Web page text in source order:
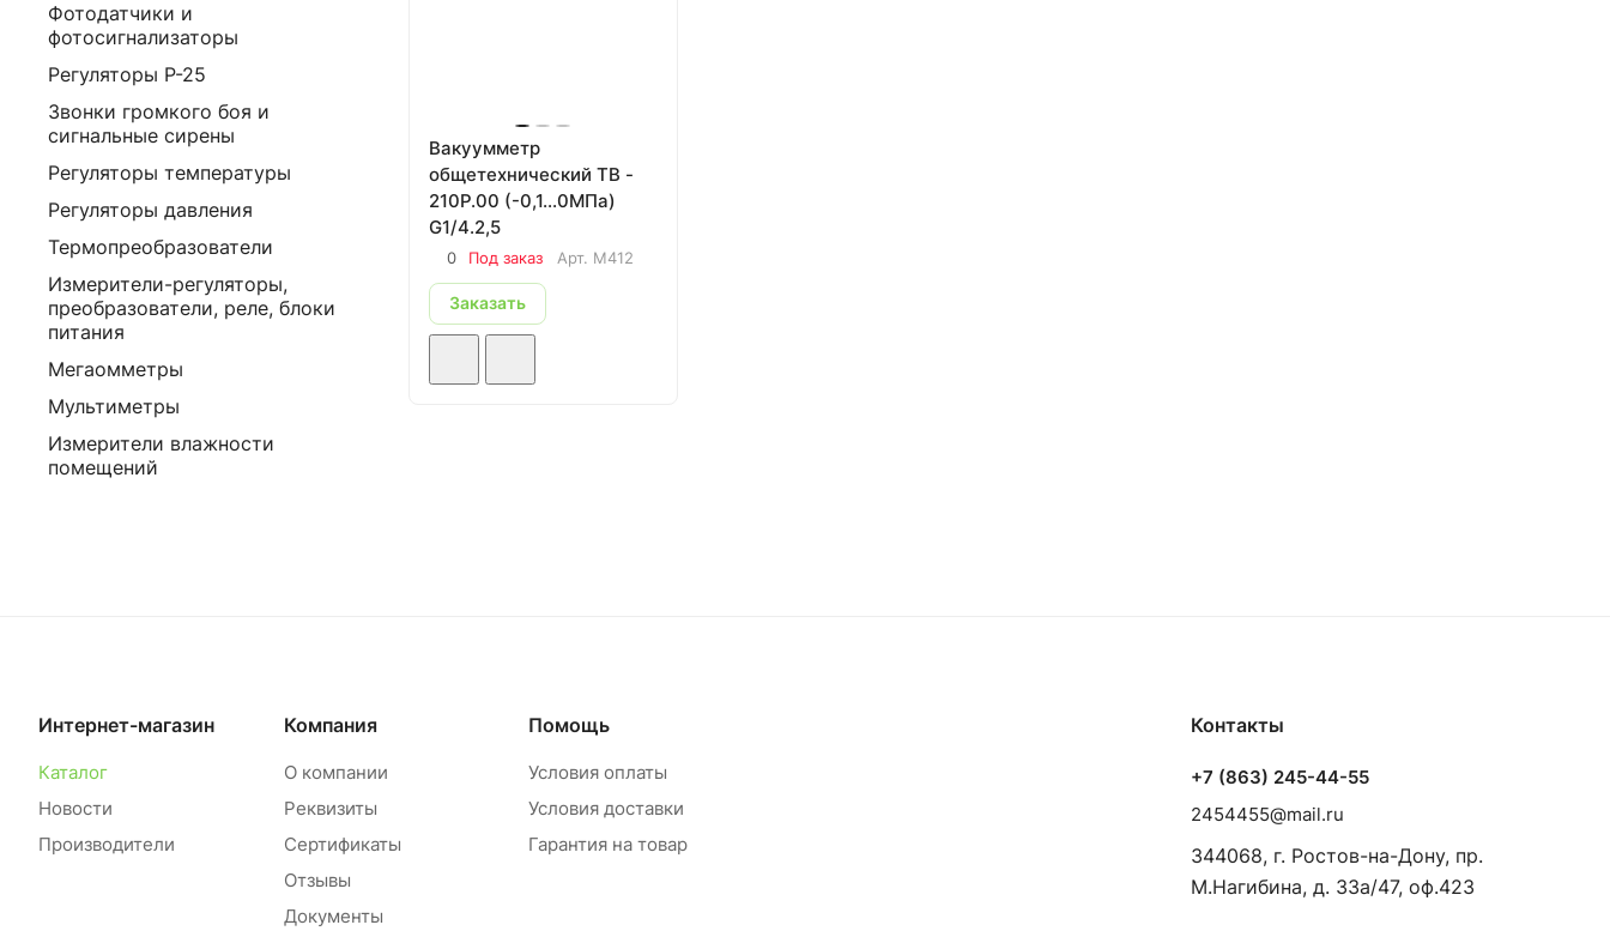
Вакуумметр
общетехнический ТВ -
210Р.00 (-0,1...0МПа)
G1/4.2,5
0 Под заказ Арт. M412
Заказать
Фотодатчики и
фотосигнализаторы
Регуляторы Р-25
Звонки громкого боя и
сигнальные сирены
Регуляторы температуры
Регуляторы давления
Термопреобразователи
Измерители-регуляторы,
преобразователи, реле, блоки
питания
Мегаомметры
Мультиметры
Измерители влажности
помещений
Интернет-магазин
Каталог
Новости
Производители
Компания
О компании
Реквизиты
Сертификаты
Отзывы
Документы
Помощь
Условия оплаты
Условия доставки
Гарантия на товар
Контакты
+7 (863) 245-44-55
2454455@mail.ru
344068, г. Ростов-на-Дону, пр.
М.Нагибина, д. 33а/47, оф.423